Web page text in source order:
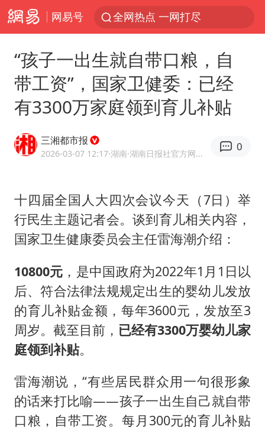
网易号 全网热点 一网打尽
“孩子一出生就自带口粮，自
带工资”，国家卫健委：已经
有3300万家庭领到育儿补贴
三湘都市报
2026-03-07 12:17·湖南 ·湖南日报社官方网易号
0
十四届全国人大四次会议今天（7日）举
行民生主题记者会。谈到育儿相关内容，
国家卫生健康委员会主任雷海潮介绍：
10800元 ，是中国政府为2022年1月1日以
后、符合法律法规规定出生的婴幼儿发放
的育儿补贴金额，每年3600元，发放至3
周岁。截至目前， 已经有3300万婴幼儿家
庭领到补贴。
雷海潮说，“有些居民群众用一句很形象
的话来打比喻——孩子一出生自己就自带
口粮，自带工资。每月300元的育儿补贴